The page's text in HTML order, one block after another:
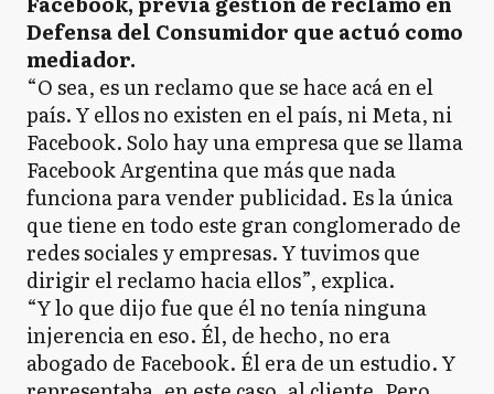
Defensa del Consumidor que actuó como
mediador.
“O sea, es un reclamo que se hace acá en el
país. Y ellos no existen en el país, ni Meta, ni
Facebook. Solo hay una empresa que se llama
Facebook Argentina que más que nada
funciona para vender publicidad. Es la única
que tiene en todo este gran conglomerado de
redes sociales y empresas. Y tuvimos que
dirigir el reclamo hacia ellos”, explica.
“Y lo que dijo fue que él no tenía ninguna
injerencia en eso. Él, de hecho, no era
abogado de Facebook. Él era de un estudio. Y